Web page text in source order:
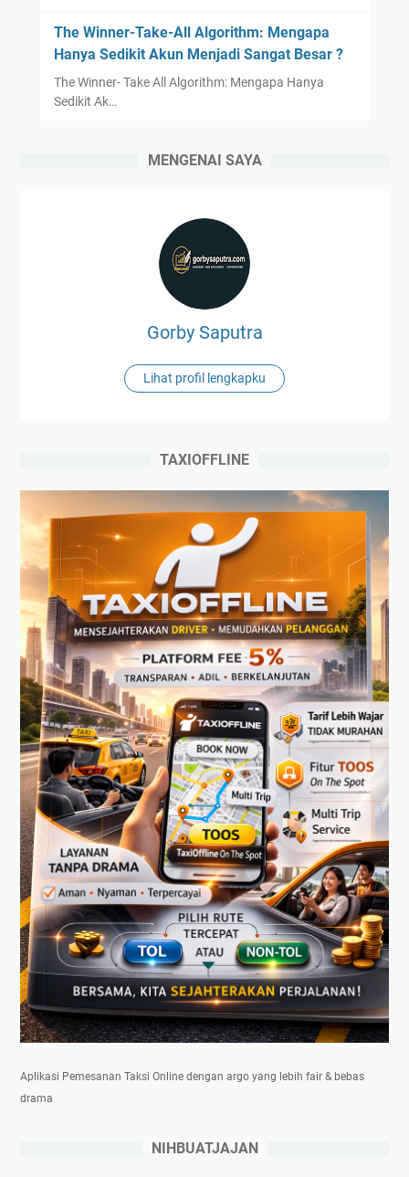
The Winner-Take-All Algorithm: Mengapa
Hanya Sedikit Akun Menjadi Sangat Besar ?
The Winner- Take All Algorithm: Mengapa Hanya
Sedikit Ak…
MENGENAI SAYA
Gorby Saputra
Lihat profil lengkapku
TAXIOFFLINE
Aplikasi Pemesanan Taksi Online dengan argo yang lebih fair & bebas
drama
NIHBUATJAJAN